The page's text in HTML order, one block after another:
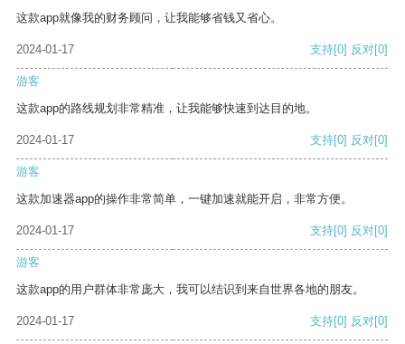
这款app就像我的财务顾问，让我能够省钱又省心。
2024-01-17 支持[0] 反对[0]
游客
这款app的路线规划非常精准，让我能够快速到达目的地。
2024-01-17 支持[0] 反对[0]
游客
这款加速器app的操作非常简单，一键加速就能开启，非常方便。
2024-01-17 支持[0] 反对[0]
游客
这款app的用户群体非常庞大，我可以结识到来自世界各地的朋友。
2024-01-17 支持[0] 反对[0]